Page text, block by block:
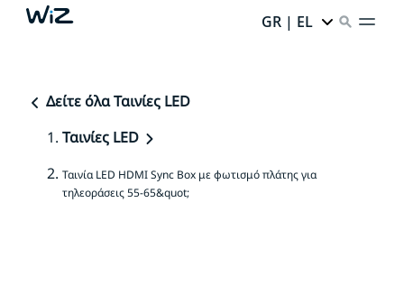
GR | EL
Δείτε όλα Ταινίες LED
Ταινίες LED
Ταινία LED HDMI Sync Box με φωτισμό πλάτης για
τηλεοράσεις 55-65&quot;